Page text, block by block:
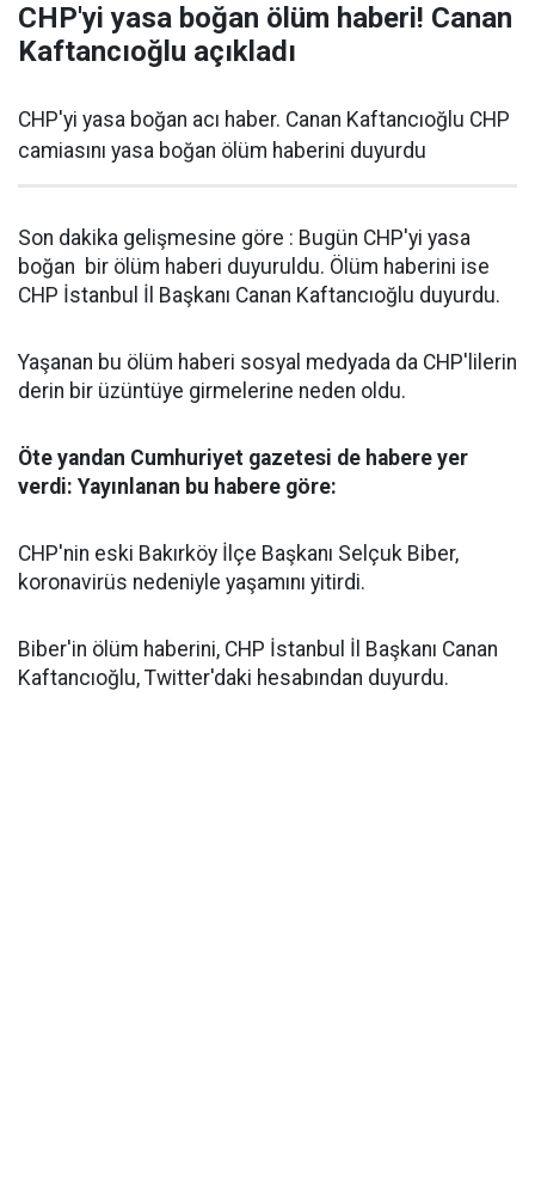
CHP'yi yasa boğan ölüm haberi! Canan
Kaftancıoğlu açıkladı
CHP'yi yasa boğan acı haber. Canan Kaftancıoğlu CHP
camiasını yasa boğan ölüm haberini duyurdu
Son dakika gelişmesine göre : Bugün CHP'yi yasa
boğan bir ölüm haberi duyuruldu. Ölüm haberini ise
CHP İstanbul İl Başkanı Canan Kaftancıoğlu duyurdu.
Yaşanan bu ölüm haberi sosyal medyada da CHP'lilerin
derin bir üzüntüye girmelerine neden oldu.
Öte yandan Cumhuriyet gazetesi de habere yer
verdi: Yayınlanan bu habere göre:
CHP'nin eski Bakırköy İlçe Başkanı Selçuk Biber,
koronavirüs nedeniyle yaşamını yitirdi.
Biber'in ölüm haberini, CHP İstanbul İl Başkanı Canan
Kaftancıoğlu, Twitter'daki hesabından duyurdu.